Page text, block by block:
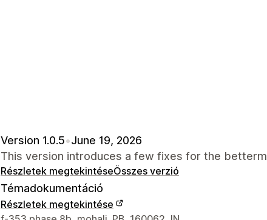
Version 1.0.5•June 19, 2026
This version introduces a few fixes for the
Részletek megtekintéseÖsszes verzió
Témadokumentáció
Részletek megtekintése